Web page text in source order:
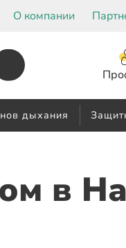
О компании
дыхания
в